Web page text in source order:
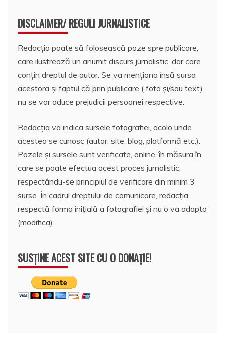
DISCLAIMER/ REGULI JURNALISTICE
Redacția poate să folosească poze spre publicare,
care ilustrează un anumit discurs jurnalistic, dar care
conțin dreptul de autor. Se va menționa însă sursa
acestora și faptul că prin publicare ( foto și/sau text)
nu se vor aduce prejudicii persoanei respective.
Redacția va indica sursele fotografiei, acolo unde
acestea se cunosc (autor, site, blog, platformă etc.).
Pozele și sursele sunt verificate, online, în măsura în
care se poate efectua acest proces jurnalistic,
respectându-se principiul de verificare din minim 3
surse. În cadrul dreptului de comunicare, redacția
respectă forma inițială a fotografiei și nu o va adapta
(modifica).
SUSȚINE ACEST SITE CU O DONAȚIE!